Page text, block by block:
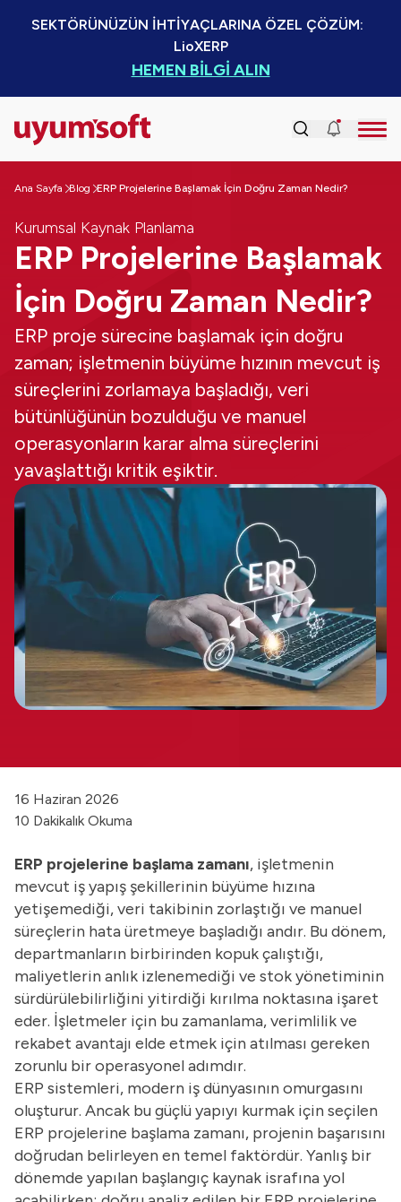
SEKTÖRÜNÜZÜN İHTİYAÇLARINA ÖZEL ÇÖZÜM:
LioXERP
HEMEN BİLGİ ALIN
Ana Sayfa Blog ERP Projelerine Başlamak İçin Doğru Zaman Nedir?
Kurumsal Kaynak Planlama
ERP Projelerine Başlamak
İçin Doğru Zaman Nedir?
ERP proje sürecine başlamak için doğru
zaman; işletmenin büyüme hızının mevcut iş
süreçlerini zorlamaya başladığı, veri
bütünlüğünün bozulduğu ve manuel
operasyonların karar alma süreçlerini
yavaşlattığı kritik eşiktir.
16 Haziran 2026
10 Dakikalık Okuma
ERP projelerine başlama zamanı, işletmenin
mevcut iş yapış şekillerinin büyüme hızına
yetişemediği, veri takibinin zorlaştığı ve manuel
süreçlerin hata üretmeye başladığı andır. Bu dönem,
departmanların birbirinden kopuk çalıştığı,
maliyetlerin anlık izlenemediği ve stok yönetiminin
sürdürülebilirliğini yitirdiği kırılma noktasına işaret
eder. İşletmeler için bu zamanlama, verimlilik ve
rekabet avantajı elde etmek için atılması gereken
zorunlu bir operasyonel adımdır.
ERP sistemleri, modern iş dünyasının omurgasını
oluşturur. Ancak bu güçlü yapıyı kurmak için seçilen
ERP projelerine başlama zamanı, projenin başarısını
doğrudan belirleyen en temel faktördür. Yanlış bir
dönemde yapılan başlangıç kaynak israfına yol